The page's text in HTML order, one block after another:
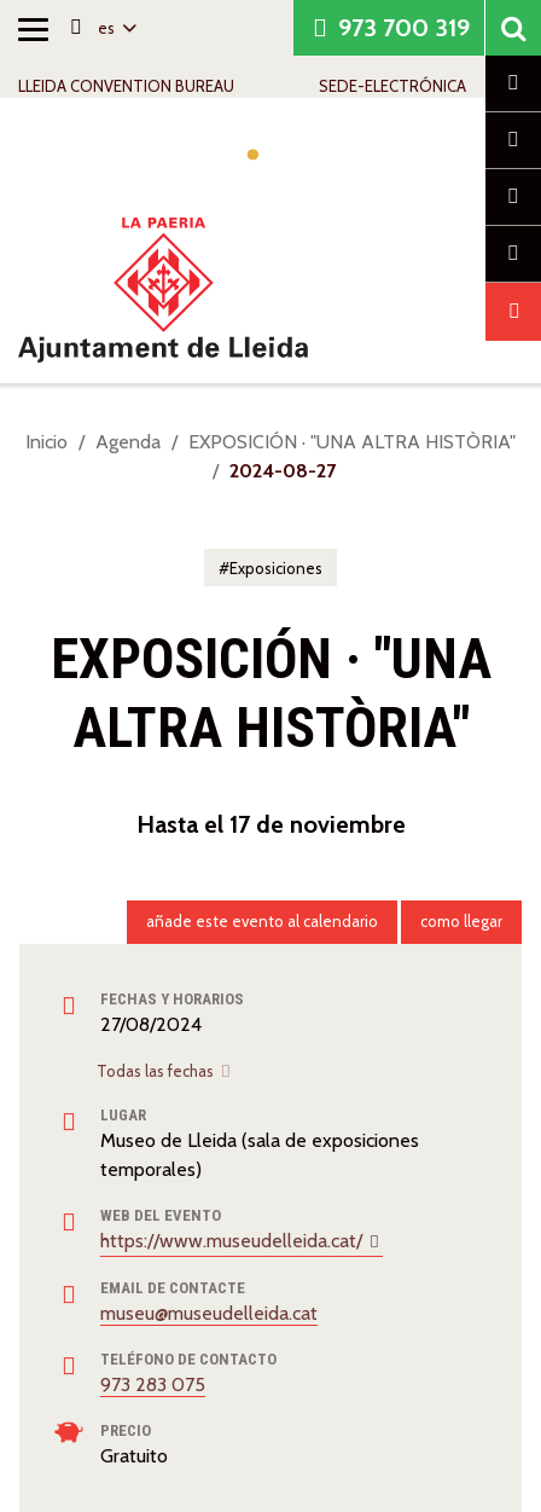
Alternar
es
LLEIDA CONVENTION BUREAU SEDE-ELECTRÓNICA
973 700 319
Usted
Inicio Agenda
EXPOSICIÓN · "UNA ALTRA HISTÒRIA"
2024-08-27
Exposiciones
EXPOSICIÓN · "UNA
ALTRA HISTÒRIA"
Hasta el 17 de noviembre
FECHAS Y HORARIOS
27/08/2024
Todas las fechas
LUGAR
Museo de Lleida (sala de exposiciones
temporales)
WEB DEL EVENTO
https://www.museudelleida.cat/
EMAIL DE CONTACTE
museu@museudelleida.cat
TELÉFONO DE CONTACTO
973 283 075
PRECIO
Gratuito
añade este evento al calendario como llegar